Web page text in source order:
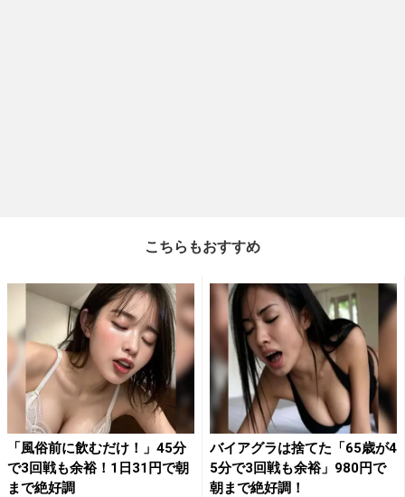
こちらもおすすめ
「風俗前に飲むだけ！」45分
で3回戦も余裕！1日31円で朝
まで絶好調
バイアグラは捨てた「65歳が4
5分で3回戦も余裕」980円で
朝まで絶好調！